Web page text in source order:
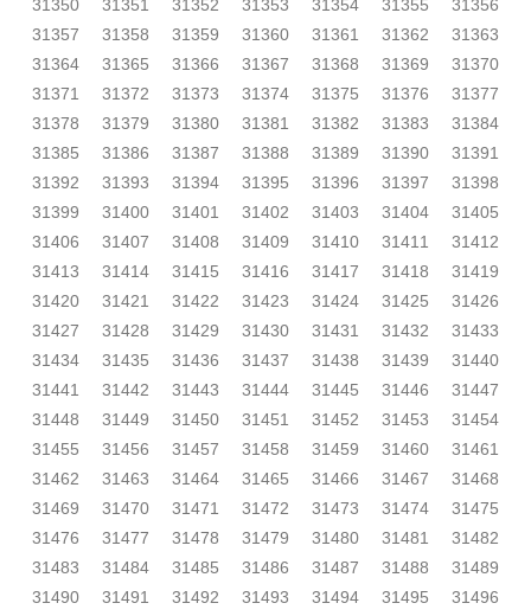
31350
31351 31352 31353 31354 31355
31356
31357
31358 31359 31360 31361 31362
31363
31364
31365 31366 31367 31368 31369
31370
31371
31372 31373 31374 31375 31376
31377
31378
31379 31380 31381 31382 31383
31384
31385
31386 31387 31388 31389 31390
31391
31392
31393 31394 31395 31396 31397
31398
31399
31400 31401 31402 31403 31404
31405
31406
31407 31408 31409 31410 31411
31412
31413
31414 31415 31416 31417 31418
31419
31420
31421 31422 31423 31424 31425
31426
31427
31428 31429 31430 31431 31432
31433
31434
31435 31436 31437 31438 31439
31440
31441
31442 31443 31444 31445 31446
31447
31448
31449 31450 31451 31452 31453
31454
31455
31456 31457 31458 31459 31460
31461
31462
31463 31464 31465 31466 31467
31468
31469
31470 31471 31472 31473 31474
31475
31476
31477 31478 31479 31480 31481
31482
31483
31484 31485 31486 31487 31488
31489
31490
31491 31492 31493 31494 31495
31496